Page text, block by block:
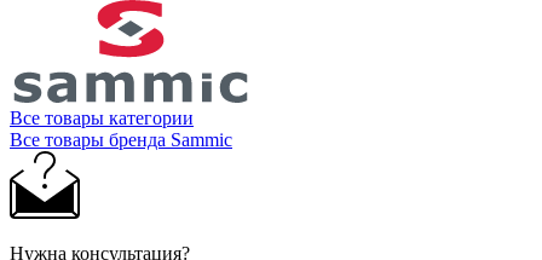
Все товары категории
Все товары бренда Sammic
Нужна консультация?